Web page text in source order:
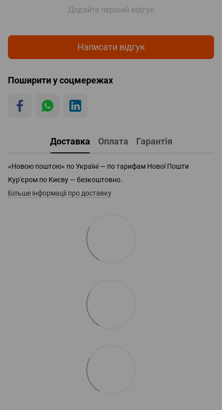
Додайте перший відгук
Написати відгук
Поширити у соцмережах
Доставка Оплата Гарантія
«Новою поштою» по Україні — по тарифам Нової Пошти
Кур'єром по Києву — безкоштовно.
Більше інформації про доставку